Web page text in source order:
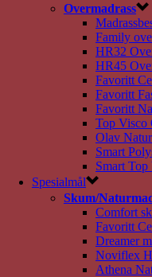
Overmadrass
Family
HR32
HR45
Favoritt
Favoritt
Favoritt
Top Visco
Olav
Smart
Smart Top
Spesialmål
Skum/
Comfort
Favoritt
Dreamer
Noviflex
Athena